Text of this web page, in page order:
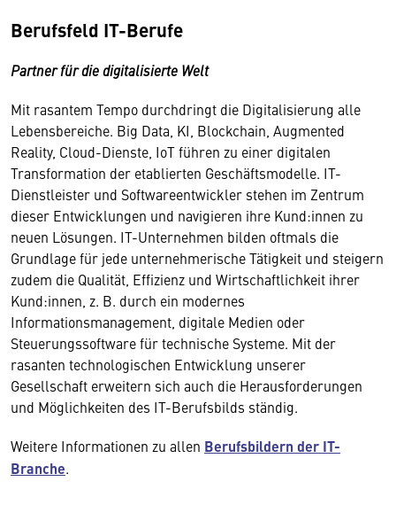
Berufsfeld IT-Berufe
Partner für die digitalisierte Welt
Mit rasantem Tempo durchdringt die Digitalisierung alle
Lebensbereiche. Big Data, KI, Blockchain, Augmented
Reality, Cloud-Dienste, IoT führen zu einer digitalen
Transformation der etablierten Geschäftsmodelle. IT-
Dienstleister und Softwareentwickler stehen im Zentrum
dieser Entwicklungen und navigieren ihre Kund:innen zu
neuen Lösungen. IT-Unternehmen bilden oftmals die
Grundlage für jede unternehmerische Tätigkeit und steigern
zudem die Qualität, Effizienz und Wirtschaftlichkeit ihrer
Kund:innen, z. B. durch ein modernes
Informationsmanagement, digitale Medien oder
Steuerungssoftware für technische Systeme. Mit der
rasanten technologischen Entwicklung unserer
Gesellschaft erweitern sich auch die Herausforderungen
und Möglichkeiten des IT-Berufsbilds ständig.
Weitere Informationen zu allen Berufsbildern der IT-
Branche.